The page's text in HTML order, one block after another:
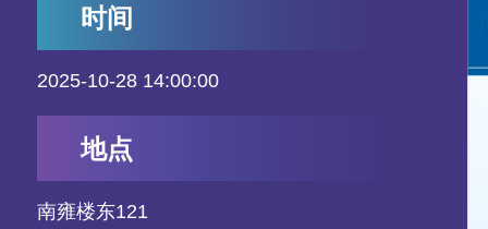
时间
2025-10-28 14:00:00
地点
南雍楼东121